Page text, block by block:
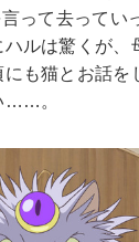
って去ってい
ルは驚くが、
も猫とお話を
……。